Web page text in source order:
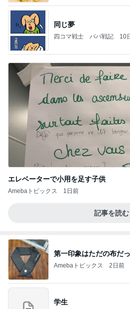
同じ夢
四コマ戦士 パパ戦記 10
エレベーターで小用を足す子供
Amebaトピックス 1日前
記事を読む
第一印象はただの布だ
Amebaトピックス 2日前
学生